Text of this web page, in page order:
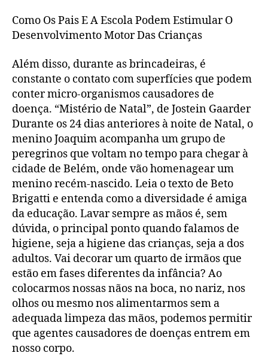
Como Os Pais E A Escola Podem Estimular O
Desenvolvimento Motor Das Crianças
Além disso, durante as brincadeiras, é
constante o contato com superfícies que podem
conter micro-organismos causadores de
doença. “Mistério de Natal”, de Jostein Gaarder
Durante os 24 dias anteriores à noite de Natal, o
menino Joaquim acompanha um grupo de
peregrinos que voltam no tempo para chegar à
cidade de Belém, onde vão homenagear um
menino recém-nascido. Leia o texto de Beto
Brigatti e entenda como a diversidade é amiga
da educação. Lavar sempre as mãos é, sem
dúvida, o principal ponto quando falamos de
higiene, seja a higiene das crianças, seja a dos
adultos. Vai decorar um quarto de irmãos que
estão em fases diferentes da infância? Ao
colocarmos nossas nãos na boca, no nariz, nos
olhos ou mesmo nos alimentarmos sem a
adequada limpeza das mãos, podemos permitir
que agentes causadores de doenças entrem em
nosso corpo.